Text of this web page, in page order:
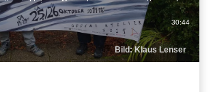
Bild: Klaus Lenser
Duration
30:44